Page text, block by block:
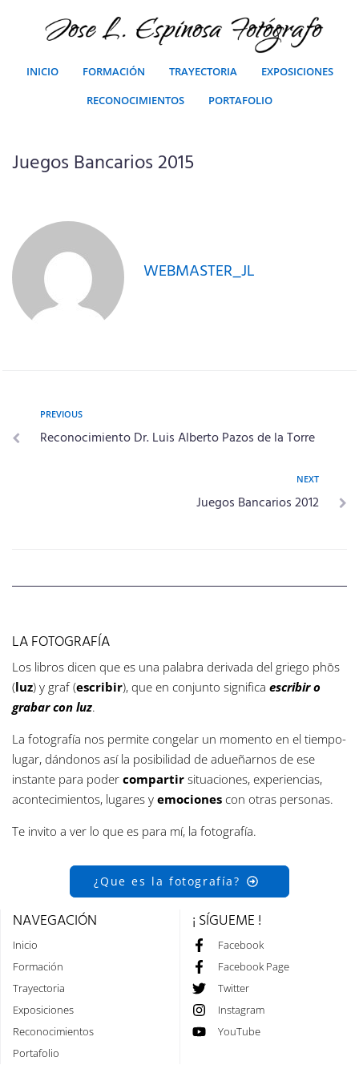
INICIO FORMACIÓN TRAYECTORIA EXPOSICIONES
RECONOCIMIENTOS PORTAFOLIO
Juegos Bancarios 2015
WEBMASTER_JL
PREVIOUS
Reconocimiento Dr. Luis Alberto Pazos de la Torre
NEXT
Juegos Bancarios 2012
LA FOTOGRAFÍA
Los libros dicen que es una palabra derivada del griego phōs
(luz) y graf (escribir), que en conjunto significa escribir o
grabar con luz.
La fotografía nos permite congelar un momento en el tiempo-
lugar, dándonos así la posibilidad de adueñarnos de ese
instante para poder compartir situaciones, experiencias,
acontecimientos, lugares y emociones con otras personas.
Te invito a ver lo que es para mí, la fotografía.
¿Que es la fotografía?
NAVEGACIÓN
Inicio
Formación
Trayectoria
Exposiciones
Reconocimientos
Portafolio
¡ SÍGUEME !
Facebook
Facebook Page
Twitter
Instagram
YouTube